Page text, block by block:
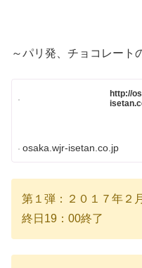
～パリ発、チョコレート
http://
osaka.wjr-isetan.co.jp
第１弾：２０１７年２
終日19：00終了